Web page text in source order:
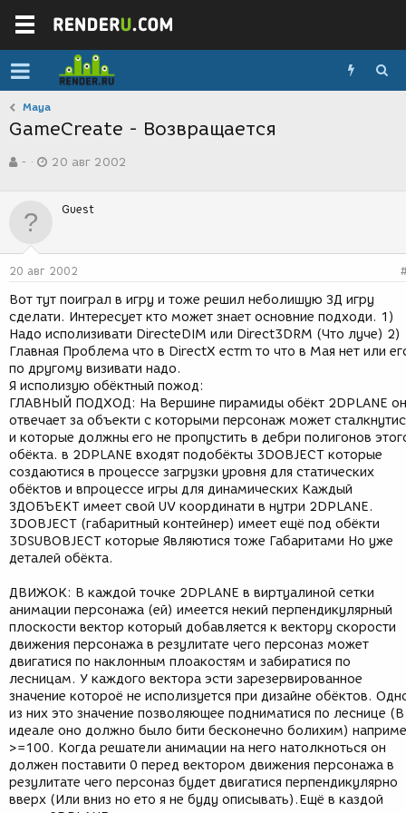
Maya
GameCreate - Возвращается
в
р
м
-
а
д
н
и
я
20 авг 2002
Guest
20 авг 2002
Вот тут поиграл в игру и тоже решил неболишую ЗД игру
сделати. Интересует кто может знает основние подходи. 1)
Надо исполизивати DirecteDIM или Direct3DRM (Что луче) 2)
Главная Проблема что в DirectХ eстm то что в Мая нет или
по другому визивати надо.
Я исполизую обёктный пожод:
ГЛАВНЫЙ ПОДХОД: На Вершине пирамиды обёкт 2DPLANE
отвечает за объекти с которыми персонаж может
и которые должны его не пропустить в дебри полигонов
обёкта. в 2DPLANE входят подобёкты 3DOBJECT которые
создаютися в процессе загрузки уровня для статических
обёктов и впроцессе игры для динамических Каждый
ЗДОБЪЕКТ имеет свой UV координати в нутри 2DPLANE.
3DOBJECT (габаритный контейнер) имеет ещё под обёкти
3DSUBOBJECT которые Являютися тоже Габаритами Но уже
деталей обёкта.
ДВИЖОК: В каждой точке 2DPLANE в виртуалиной сетки
анимации персонажа (ей) имеется некий перпендикулярный
плоскости вектор который добавляется к вектору скорости
движения персонажа в резулитате чего персоназ может
двигатися по наклонным плоакостям и забиратися по
лесницам. У каждого вектора эсти зарезервированное
значение котороё не исполизуется при дизайне обёктов.
из них это значение позволяющее подниматися по леснице (В
идеале оно должно было бити бесконечно болихим)
>=100. Когда решатели анимации на него натолкноться он
должен поставити 0 перед вектором движения персонажа в
резулитате чего персоназ будет двигатися перпендикулярно
вверх (Или вниз но ето я не буду описывать).Ещё в каздой